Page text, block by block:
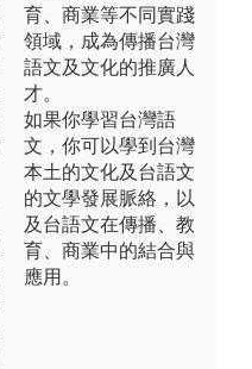
育、商業等不同實踐
領域，成為傳播台灣
語文及文化的推廣人
才。
如果你學習台灣語
文，你可以學到台灣
本土的文化及台語文
的文學發展脈絡，以
及台語文在傳播、教
育、商業中的結合與
應用。